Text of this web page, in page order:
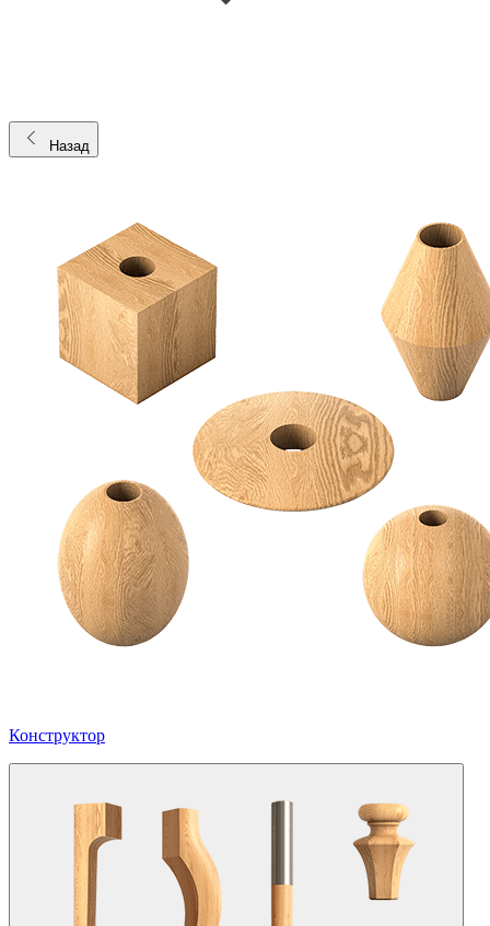
Назад
Конструктор